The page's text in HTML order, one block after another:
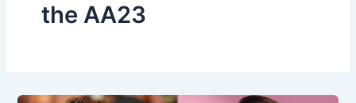
the AA23